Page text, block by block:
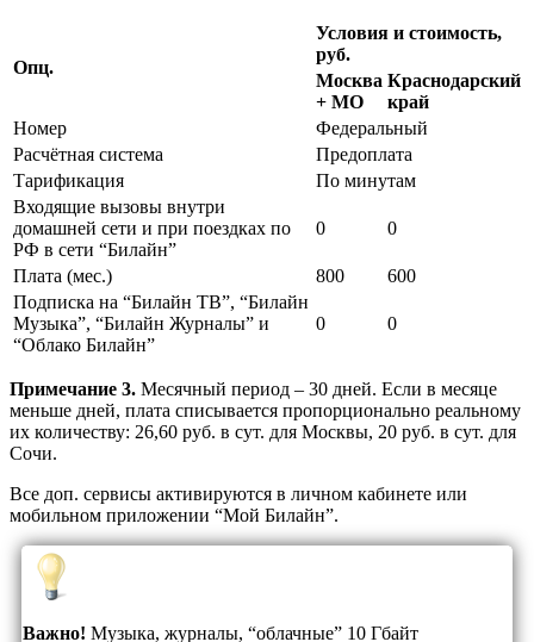
Опц.
Условия и стоимость,
руб.
Москва
+ МО
Краснодарский
край
Номер
Федеральный
Расчётная система
Предоплата
Тарификация
По минутам
Входящие вызовы внутри
домашней сети и при поездках по
РФ в сети “Билайн”
0 0
Плата (мес.) 800
600
Подписка на “Билайн ТВ”, “Билайн
Музыка”, “Билайн Журналы” и
“Облако Билайн”
0 0
Примечание 3. Месячный период – 30 дней. Если в месяце
меньше дней, плата списывается пропорционально реальному
их количеству: 26,60 руб. в сут. для Москвы, 20 руб. в сут. для
Сочи.
Все доп. сервисы активируются в личном кабинете или
мобильном приложении “Мой Билайн”.
Важно! Музыка, журналы, “облачные” 10 Гбайт